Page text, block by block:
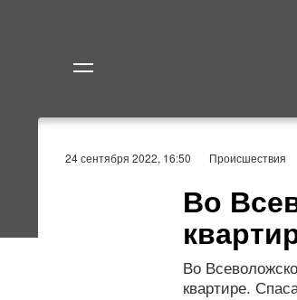
24 сентября 2022, 16:50 Происшествия
Во
Во
квартире.